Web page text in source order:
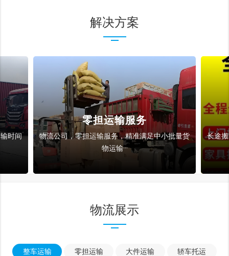
解决方案
时间
零担运输服务
物流公司，零担运输服务，精准满足中小批量货
物运输···
长途
物流展示
整车运输 零担运输 大件运输 轿车托运